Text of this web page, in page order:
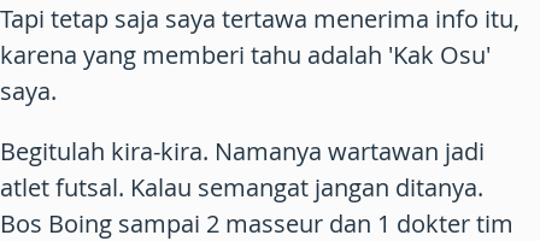
Tapi tetap saja saya tertawa menerima info itu,
karena yang memberi tahu adalah 'Kak Osu'
saya.
Begitulah kira-kira. Namanya wartawan jadi
atlet futsal. Kalau semangat jangan ditanya.
Bos Boing sampai 2 masseur dan 1 dokter tim